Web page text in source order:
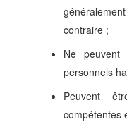
contraire ;
Ne
personnels
Peuvent
compétentes